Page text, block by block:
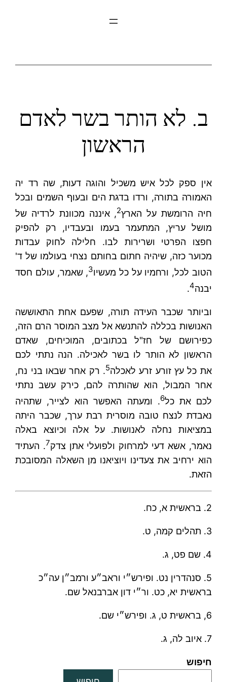
ב. לא הותר בשר לאדם
הראשון
אין ספק לכל איש משכיל והוגה דעות, שה רד יה
האמורה בתורה, ורדו בדגת הים ובעוף השמים ובכל
חיה הרומשת על הארץ2, איננה מכוונת לרדיה של
מושל עריץ, המתעמר בעמו ובעבדיו, רק להפיק
חפצו הפרטי ושרירות לבו. חלילה לחוק עבדות
מכוער כזה, שיהיה חתום בחותם נצחי בעולמו של ד'
הטוב לכל, ורחמיו על כל מעשיו3, שאמר, עולם חסד
יבנה4
.
וביותר שכבר העידה תורה, שפעם אחת התאוששה
האנושות בכללה להתנשא אל מצב המוסר הרם הזה,
כפירושם של חז"ל בכתובים, המוכיחים, שאדם
הראשון לא הותר לו בשר לאכילה. הנה נתתי לכם
את כל עץ זורע זרע לאכלה5. רק אחר שבאו בני נח,
אחר המבול, הוא שהותרה להם, כירק עשב נתתי
לכם את כל6. ומעתה האפשר הוא לצייר, שתהיה
נאבדת לנצח טובה מוסרית רבת ערך, שכבר היתה
במציאות נחלה לאנושות. על אלה וכיוצא באלה
נאמר, אשא דעי למרחוק ולפועלי אתן צדק7. העתיד
הוא ירחיב את צעדינו ויוציאנו מן השאלה המסובכת
הזאת.
2. בראשית א, כח.
3. תהלים קמה, ט.
4. שם פט, ג.
5. סנהדרין נט. ופירש״י וראב״ע ורמב״ן עה״כ
בראשית יא, כט. ור״י דון אברבנאל שם.
6, בראשית ט, ג. ופירש״י שם.
7. איוב לה, ג.
חיפוש